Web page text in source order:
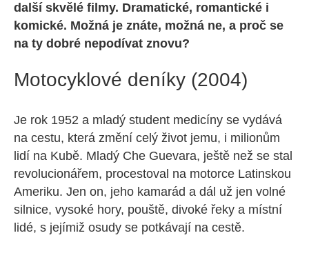
další skvělé filmy. Dramatické, romantické i
komické. Možná je znáte, možná ne, a proč se
na ty dobré nepodívat znovu?
Motocyklové deníky (2004)
Je rok 1952 a mladý student medicíny se vydává
na cestu, která změní celý život jemu, i milionům
lidí na Kubě. Mladý Che Guevara, ještě než se stal
revolucionářem, procestoval na motorce Latinskou
Ameriku. Jen on, jeho kamarád a dál už jen volné
silnice, vysoké hory, pouště, divoké řeky a místní
lidé, s jejímiž osudy se potkávají na cestě.